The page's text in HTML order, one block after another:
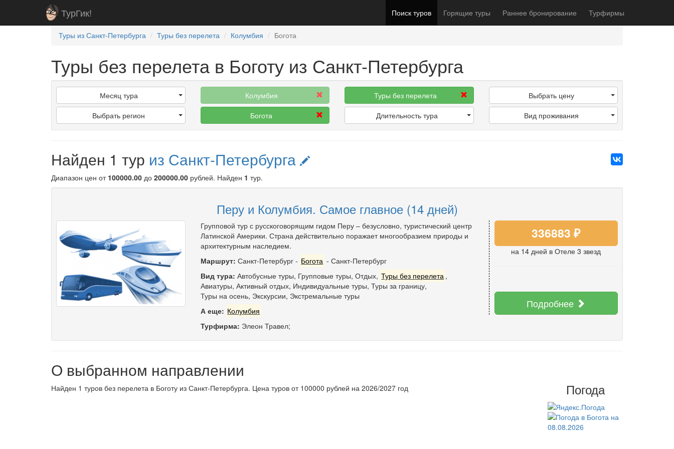
ТурГик! Поиск туров Горящие туры Раннее бронирование Турфирмы
Туры из Санкт-Петербурга Туры без перелета Колумбия Богота
Туры без перелета в Боготу из Санкт-Петербурга
Месяц тура
Выбрать регион
Колумбия
Богота
Туры без перелета
Длительность тура
Выбрать цену
Вид проживания
Найден 1 тур из Санкт-Петербурга
Диапазон цен от 100000.00 до 200000.00 рублей. Найден 1 тур.
Перу и Колумбия. Самое главное (14 дней)
Групповой тур с русскоговорящим гидом Перу – безусловно, туристический центр
Латинской Америки. Страна действительно поражает многообразием природы и
архитектурным наследием.
Маршрут: Санкт-Петербург- Богота -Санкт-Петербург
Вид тура: Автобусные туры, Групповые туры, Отдых, Туры без перелета ,
Авиатуры, Активный отдых, Индивидуальные туры, Туры за границу,
Туры на осень, Экскурсии, Экстремальные туры
А еще: Колумбия
Турфирма: Элеон Травел;
336883 ₽
на 14 дней в Отеле 3 звезд
Подробнее
О выбранном направлении
Погода
Найден 1 туров без перелета в Боготу из Санкт-Петербурга. Цена туров от 100000 рублей на 2026/2027 год